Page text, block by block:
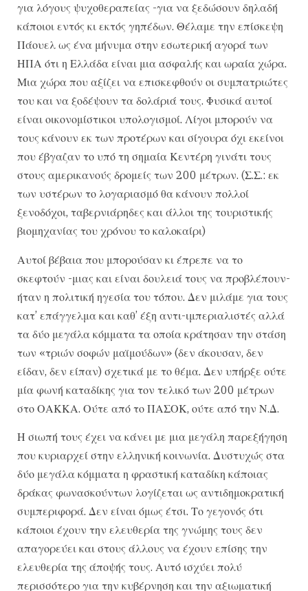
για λόγους ψυχοθεραπείας -για να ξεδώσουν δηλαδή
κάποιοι εντός κι εκτός γηπέδων. Θέλαμε την επίσκεψη
Πάουελ ως ένα μήνυμα στην εσωτερική αγορά των
ΗΠΑ ότι η Ελλάδα είναι μια ασφαλής και ωραία χώρα.
Μια χώρα που αξίζει να επισκεφθούν οι συμπατριώτες
του και να ξοδέψουν τα δολάριά τους. Φυσικά αυτοί
είναι οικονομίστικοι υπολογισμοί. Λίγοι μπορούν να
τους κάνουν εκ των προτέρων και σίγουρα όχι εκείνοι
που έβγαζαν το υπό τη σημαία Κεντέρη γινάτι τους
στους αμερικανούς δρομείς των 200 μέτρων. (Σ.Σ.: εκ
των υστέρων το λογαριασμό θα κάνουν πολλοί
ξενοδόχοι, ταβερνιάρηδες και άλλοι της τουριστικής
βιομηχανίας του χρόνου το καλοκαίρι)
Αυτοί βέβαια που μπορούσαν κι έπρεπε να το
σκεφτούν -μιας και είναι δουλειά τους να προβλέπουν-
ήταν η πολιτική ηγεσία του τόπου. Δεν μιλάμε για τους
κατ’ επάγγελμα και καθ’ έξη αντι-ιμπεριαλιστές αλλά
τα δύο μεγάλα κόμματα τα οποία κράτησαν την στάση
των «τριών σοφών μαϊμούδων» (δεν άκουσαν, δεν
είδαν, δεν είπαν) σχετικά με το θέμα. Δεν υπήρξε ούτε
μία φωνή καταδίκης για τον τελικό των 200 μέτρων
στο ΟΑΚΚΑ. Ούτε από το ΠΑΣΟΚ, ούτε από την Ν.Δ.
Η σιωπή τους έχει να κάνει με μια μεγάλη παρεξήγηση
που κυριαρχεί στην ελληνική κοινωνία. Δυστυχώς στα
δύο μεγάλα κόμματα η φραστική καταδίκη κάποιας
δράκας φωνασκούντων λογίζεται ως αντιδημοκρατική
συμπεριφορά. Δεν είναι όμως έτσι. Το γεγονός ότι
κάποιοι έχουν την ελευθερία της γνώμης τους δεν
απαγορεύει και στους άλλους να έχουν επίσης την
ελευθερία της άποψής τους. Αυτό ισχύει πολύ
περισσότερο για την κυβέρνηση και την αξιωματική